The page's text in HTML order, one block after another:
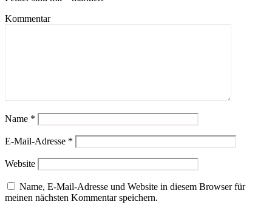
Kommentar
Name *
E-Mail-Adresse *
Website
Name, E-Mail-Adresse und Website in diesem Browser für
meinen nächsten Kommentar speichern.